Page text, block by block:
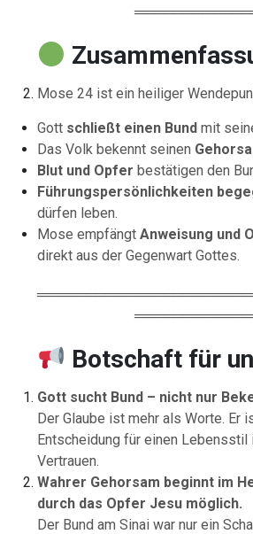
Mose 24 ist ein heiliger
Gott schließt einen Bund mit
Das Volk bekennt seinen
Blut und Opfer bestätigen den
Führungspersönlichkeiten
dürfen leben.
Mose empfängtAnweisung und
direkt aus der Gegenwart Gottes.
Botschaft für
Gott sucht Bund – nicht nur
Der Glaube ist mehr als Worte. Er
Entscheidung für einen Lebensstil
Vertrauen.
Wahrer Gehorsam beginnt im
durch das Opfer Jesu möglich.
Der Bund am Sinai war nur ein